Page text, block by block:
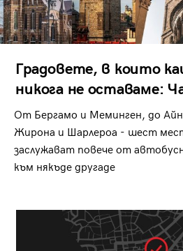
Градовете, в които
никога не оставаме:
От Бергамо и Меминген, до
Жирона и Шарлероа - шест
заслужават повече от
към някъде другаде